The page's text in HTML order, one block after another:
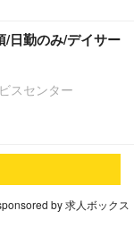
/日勤のみ/デイサー
スセンター
by 求人ボックス